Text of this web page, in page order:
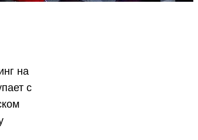
на
с